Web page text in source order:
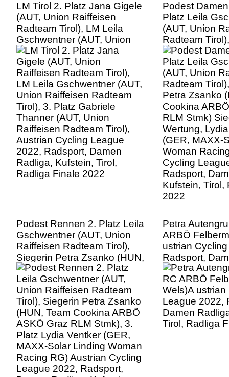
LM Tirol 2. Platz Jana Gigele
(AUT, Union Raiffeisen
Radteam Tirol), LM Leila
Gschwentner (AUT, Union
Raiffeisen Radteam Tirol), 3.
Platz Gabriele Thanner (AUT,
Union Raiffeisen Radteam
Tirol), Austrian Cycling
League 2022, Radsport,
Damen Radliga, Kufstein,
Tirol, Radliga Finale 2022
Podest
Platz Leila
(AUT, Union
Radteam
Petra Zsanko
Cookina
RLM Stmk)
Wertung,
(GER, MAXX-
Woman
Cycling
Radsport,
Kufstein, Tirol,
2022
Podest Rennen 2. Platz Leila
Gschwentner (AUT, Union
Raiffeisen Radteam Tirol),
Siegerin Petra Zsanko (HUN,
Team Cookina ARBÖ ASKÖ
Graz RLM Stmk), 3. Platz
Lydia Ventker (GER, MAXX-
Solar Linding Woman Racing
RG) Austrian Cycling League
2022, Radsport, Damen
Radliga, Kufstein, Tirol,
Radliga Finale 2022
Petra
ARBÖ
ustrian
Radsport,
Kufstein, Tirol,
2022